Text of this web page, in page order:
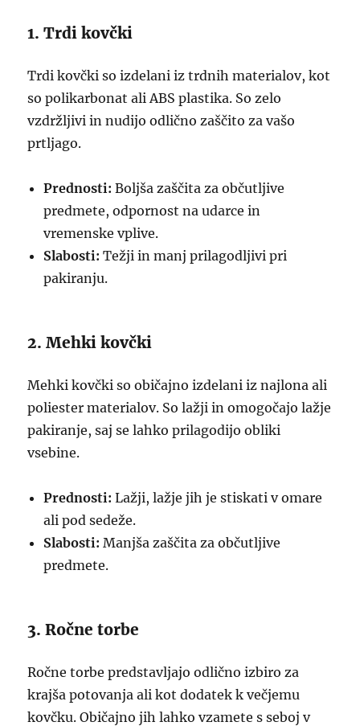
1. Trdi kovčki
Trdi kovčki so izdelani iz trdnih materialov, kot
so polikarbonat ali ABS plastika. So zelo
vzdržljivi in nudijo odlično zaščito za vašo
prtljago.
Prednosti: Boljša zaščita za občutljive
predmete, odpornost na udarce in
vremenske vplive.
Slabosti: Težji in manj prilagodljivi pri
pakiranju.
2. Mehki kovčki
Mehki kovčki so običajno izdelani iz najlona ali
poliester materialov. So lažji in omogočajo lažje
pakiranje, saj se lahko prilagodijo obliki
vsebine.
Prednosti: Lažji, lažje jih je stiskati v omare
ali pod sedeže.
Slabosti: Manjša zaščita za občutljive
predmete.
3. Ročne torbe
Ročne torbe predstavljajo odlično izbiro za
krajša potovanja ali kot dodatek k večjemu
kovčku. Običajno jih lahko vzamete s seboj v